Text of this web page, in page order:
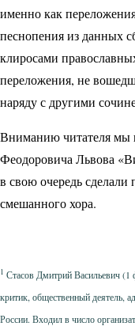
именно как
песнопения из данных
клиросами
переложения, не
наряду с другими
Вниманию читателя мы
Феодоровича Львова
в свою очередь сделали
смешанного хора.
1 Стасов Дмитрий Васильевич (1
критик, общественный деятель,
России. Входил в число